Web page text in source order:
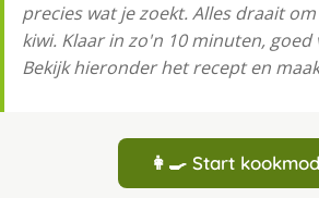
precies wat je zoekt. Alles draait
kiwi. Klaar in zo'n 10 minuten,
Bekijk hieronder het recept en
👩‍🍳 Start